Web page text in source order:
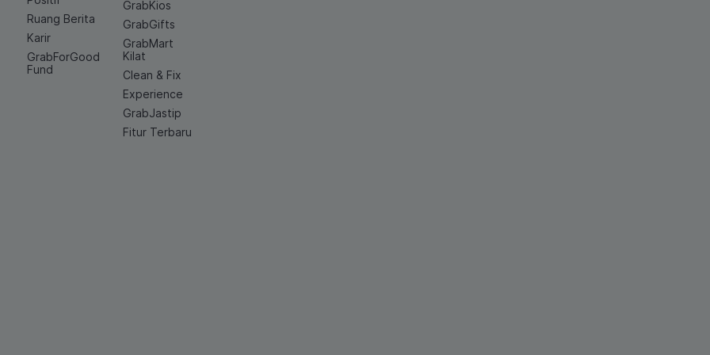
Ruang Berita
Karir
GrabForGood
Fund
GrabKios
GrabGifts
GrabMart
Kilat
Clean & Fix
Experience
GrabJastip
Fitur Terbaru